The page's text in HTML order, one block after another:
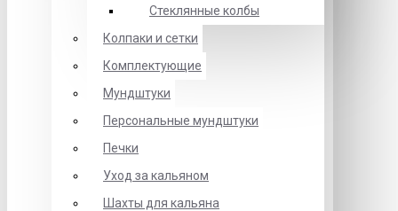
Стеклянные колбы
Колпаки и сетки
Комплектующие
Мундштуки
Персональные мундштуки
Печки
Уход за кальяном
Шахты для кальяна